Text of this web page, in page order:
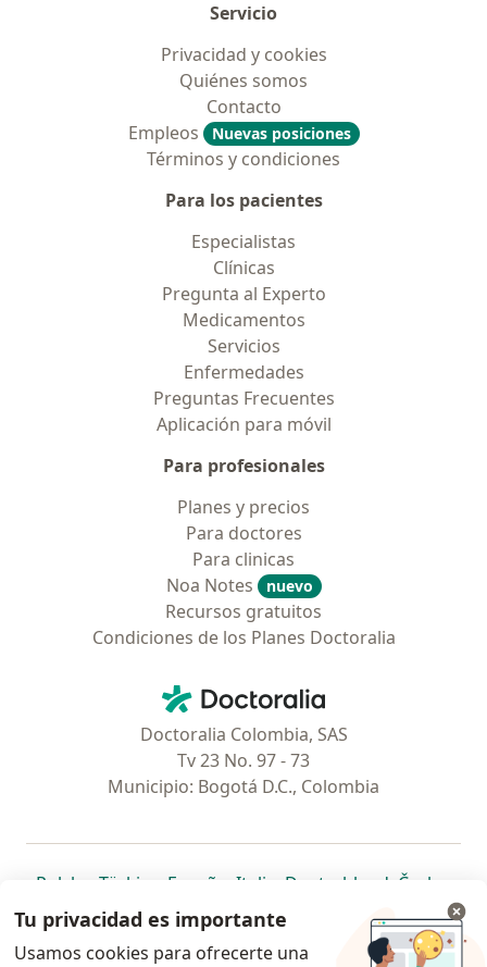
Servicio
Privacidad y cookies
Quiénes somos
Contacto
Empleos
Nuevas posiciones
Términos y condiciones
Para los pacientes
Especialistas
Clínicas
Pregunta al Experto
Medicamentos
Servicios
Enfermedades
Preguntas Frecuentes
Aplicación para móvil
Para profesionales
Planes y precios
Para doctores
Para clinicas
Noa Notes
nuevo
Recursos gratuitos
Condiciones de los Planes Doctoralia
Doctoralia - Página de inicio
Doctoralia Colombia, SAS
Tv 23 No. 97 - 73
Municipio: Bogotá D.C., Colombia
Polska se abre en una nueva pestaña
Türkiye se abre en una nueva pestaña
España se abre en una nueva pestaña
Italia se abre en una nueva
Deutschlandse abre en
Česko
Portugal
se abre en una nueva pestaña
México se abre en una nueva pestaña
Chile se abre en una nueva pestaña
Brasil se abre en una nueva
se abre en
se
se abre en una nueva
Tu privacidad es importante
Usamos cookies para ofrecerte una